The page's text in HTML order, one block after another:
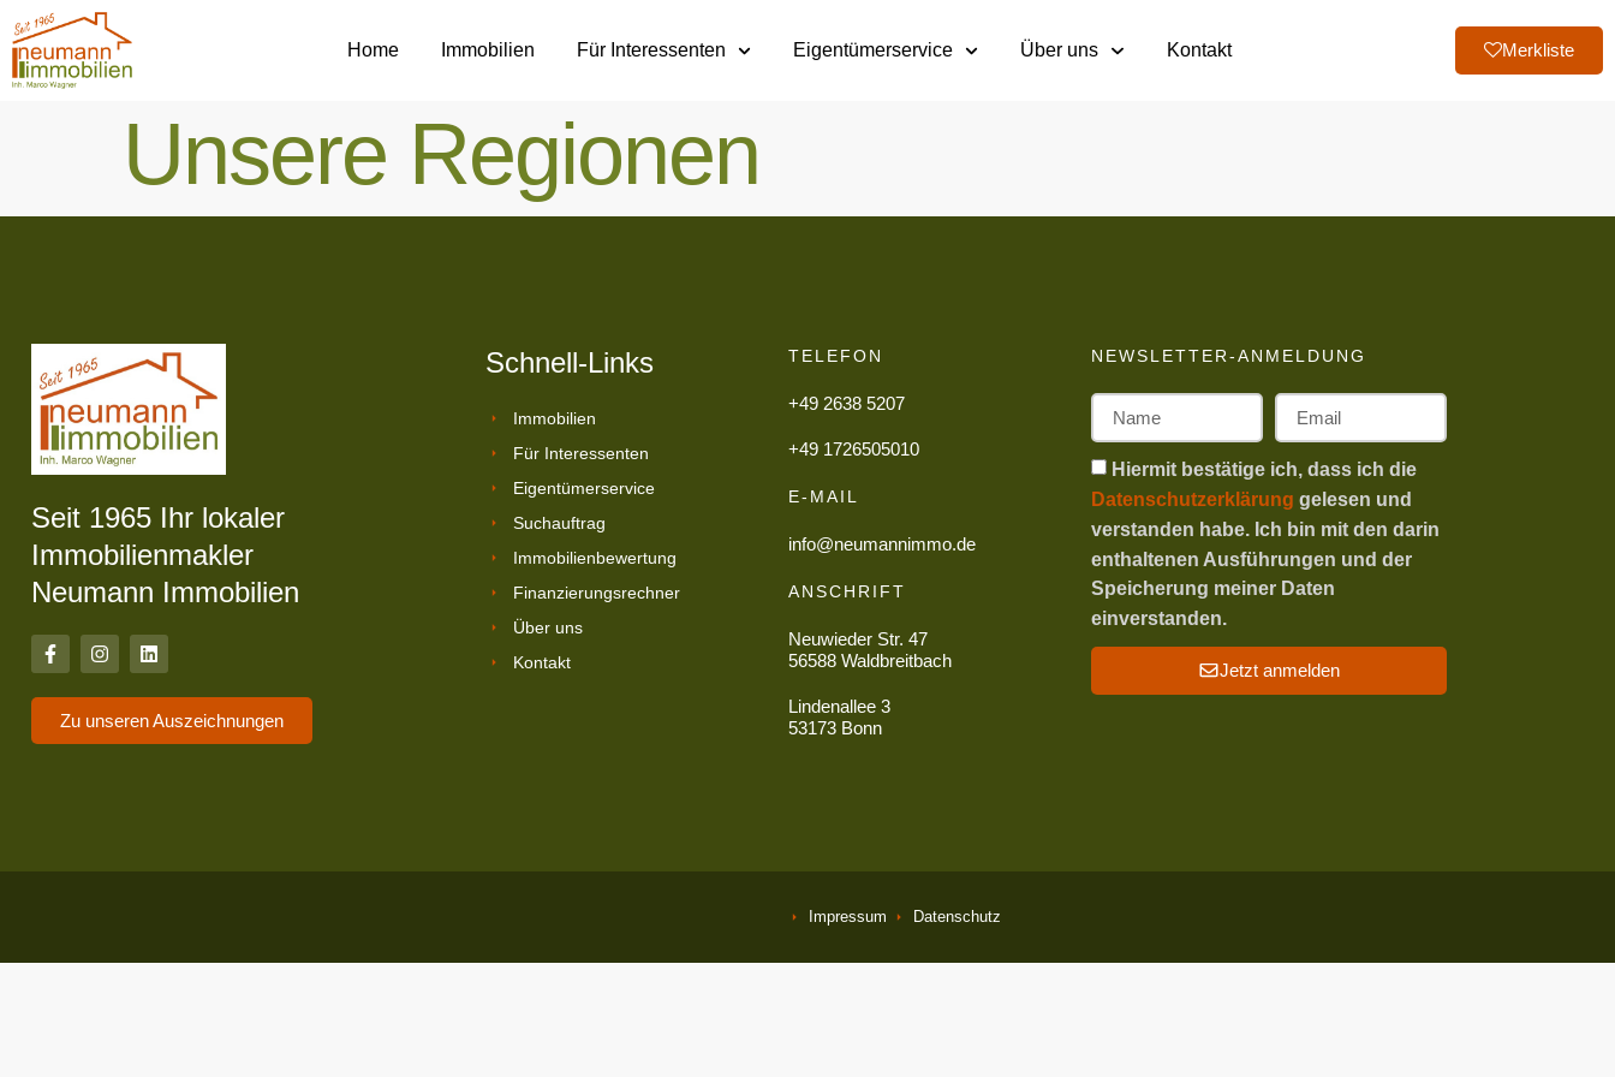
Home Immobilien Für Interessenten Eigentümerservice Über uns Kontakt Merkliste
Unsere Regionen
Seit 1965 Ihr lokaler
Immobilienmakler
Neumann Immobilien
Zu unseren Auszeichnungen
Schnell-Links
Immobilien
Für Interessenten
Eigentümerservice
Suchauftrag
Immobilienbewertung
Finanzierungsrechner
Über uns
Kontakt
TELEFON
+49 2638 5207
+49 1726505010
E-MAIL
info@neumannimmo.de
ANSCHRIFT
Neuwieder Str. 47
56588 Waldbreitbach
Lindenallee 3
53173 Bonn
NEWSLETTER-ANMELDUNG
Hiermit bestätige ich, dass ich die
Datenschutzerklärung gelesen und
verstanden habe. Ich bin mit den darin
enthaltenen Ausführungen und der
Speicherung meiner Daten
einverstanden.
Jetzt anmelden
Impressum Datenschutz